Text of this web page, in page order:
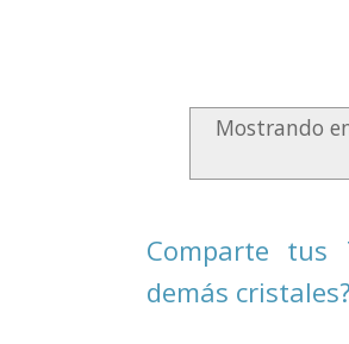
Mostrando
Comparte tus
demás cristales?